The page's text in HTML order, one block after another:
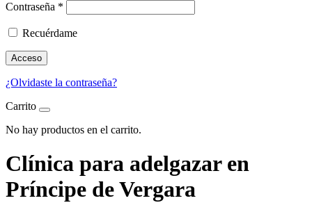
Contraseña *
Recuérdame
Acceso
¿Olvidaste la contraseña?
Carrito
No hay productos en el carrito.
Clínica para adelgazar en
Príncipe de Vergara